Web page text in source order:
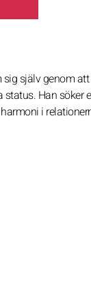
själv genom
Han söker
i